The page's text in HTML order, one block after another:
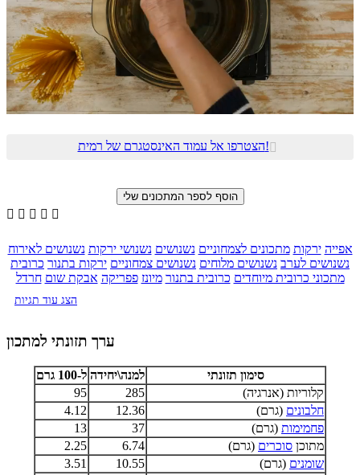
הצטרפו אל עמוד האינסטגרם של רמית!
    
אפייה ירקות מתכונים לצמחוניים נשנושים נשנושי ירקות נשנושים לאירוח
נשנושים לערב נשנושים מלוחים נשנושים צמחוניים ירקות בתנור כרובית
מתכוני כרובית מיוחדים כרובית בתנור מיונז פפריקה אבקת שום חרדל
הצג עוד תגיות
ערך תזונתי למתכון
סימון תזונתי למנה\יחידה ל-100 גרם
קלוריות (אנרגיה)
285
95
חלבונים (גרם) 12.36
4.12
פחמימות (גרם) 37
13
מתוכן סוכרים (גרם) 6.74
2.25
שומנים (גרם) 10.55
3.51